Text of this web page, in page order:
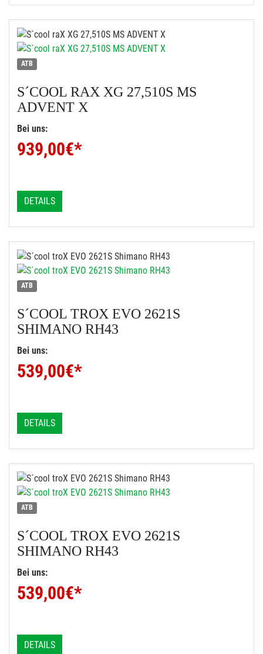
ATB
S´COOL RAX XG 27,510S MS
ADVENT X
Bei uns:
939,00€*
DETAILS
ATB
S´COOL TROX EVO 2621S
SHIMANO RH43
Bei uns:
539,00€*
DETAILS
ATB
S´COOL TROX EVO 2621S
SHIMANO RH43
Bei uns:
539,00€*
DETAILS